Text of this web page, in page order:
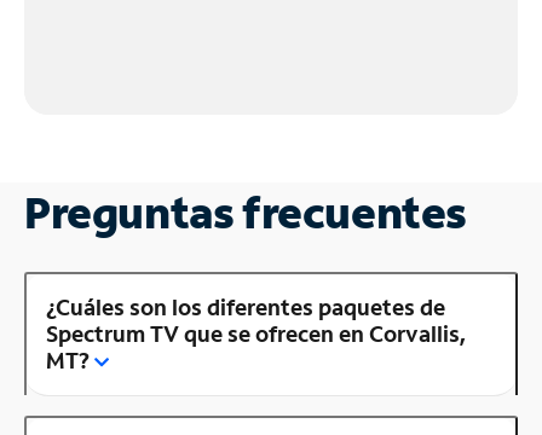
Preguntas frecuentes
¿Cuáles son los diferentes paquetes de
Spectrum TV que se ofrecen en Corvallis,
MT?